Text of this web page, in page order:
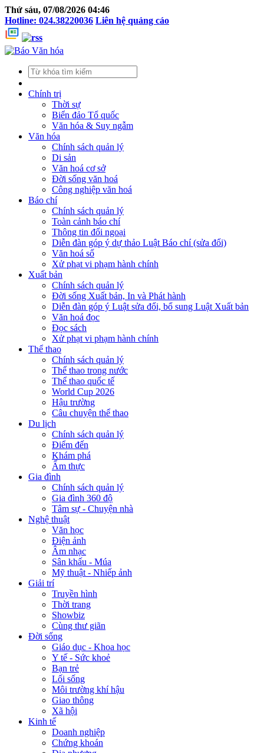
Thứ sáu, 07/08/2026 04:46
Hotline: 024.38220036 Liên hệ quảng cáo
Chính trị
Thời sự
Biển đảo Tổ quốc
Văn hóa & Suy ngẫm
Văn hóa
Chính sách quản lý
Di sản
Văn hoá cơ sở
Đời sống văn hoá
Công nghiệp văn hoá
Báo chí
Chính sách quản lý
Toàn cảnh báo chí
Thông tin đối ngoại
Diễn đàn góp ý dự thảo Luật Báo chí (sửa đổi)
Văn hoá số
Xử phạt vi phạm hành chính
Xuất bản
Chính sách quản lý
Đời sống Xuất bản, In và Phát hành
Diễn đàn góp ý Luật sửa đổi, bổ sung Luật Xuất bản
Văn hoá đọc
Đọc sách
Xử phạt vi phạm hành chính
Thể thao
Chính sách quản lý
Thể thao trong nước
Thể thao quốc tế
World Cup 2026
Hậu trường
Câu chuyện thể thao
Du lịch
Chính sách quản lý
Điểm đến
Khám phá
Ẩm thực
Gia đình
Chính sách quản lý
Gia đình 360 độ
Tâm sự - Chuyện nhà
Nghệ thuật
Văn học
Điện ảnh
Âm nhạc
Sân khấu - Múa
Mỹ thuật - Nhiếp ảnh
Giải trí
Truyền hình
Thời trang
Showbiz
Cùng thư giãn
Đời sống
Giáo dục - Khoa học
Y tế - Sức khoẻ
Bạn trẻ
Lối sống
Môi trường khí hậu
Giao thông
Xã hội
Kinh tế
Doanh nghiệp
Chứng khoán